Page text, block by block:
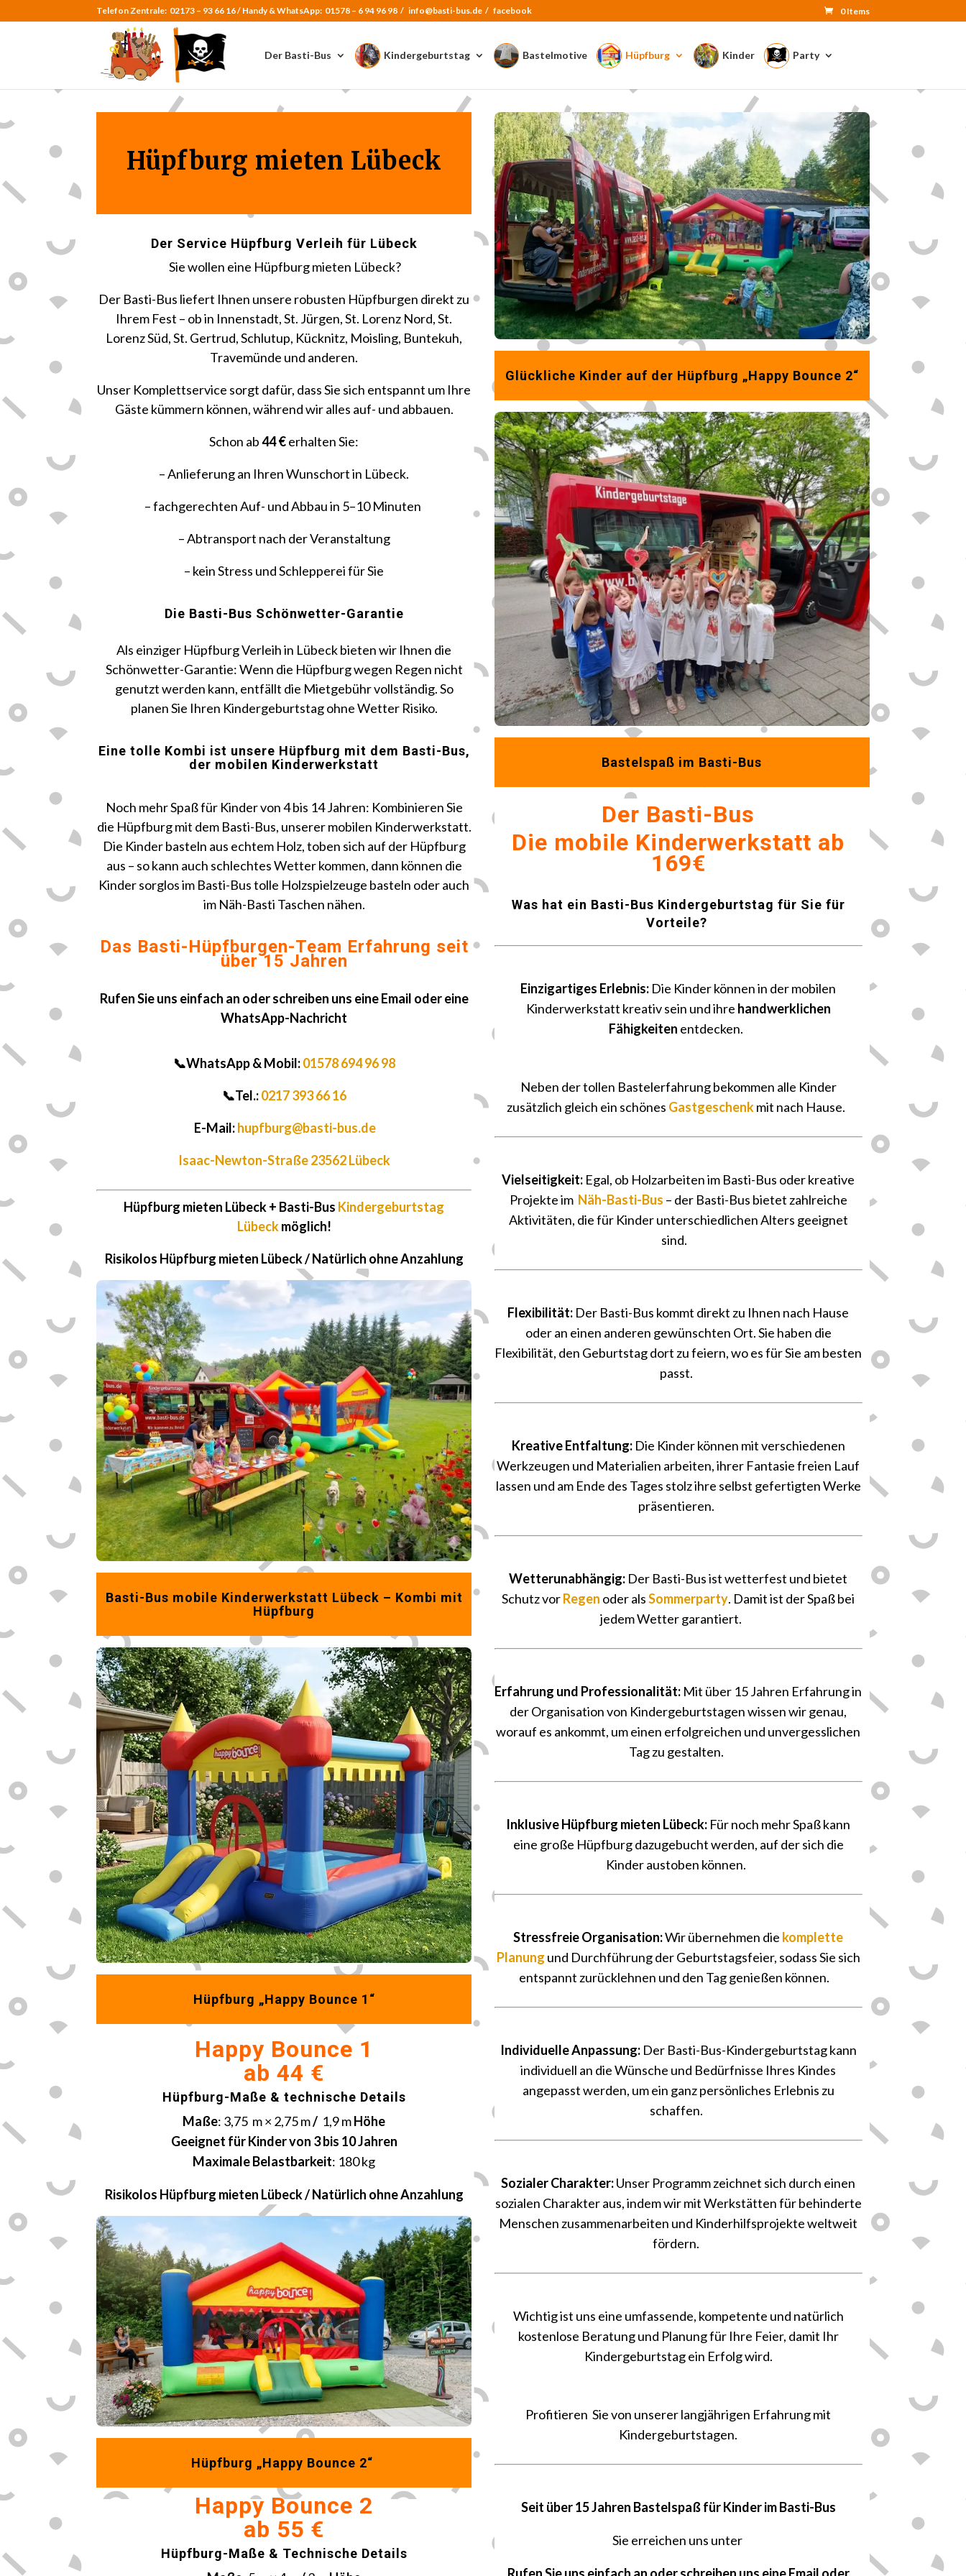
Telefon Zentrale: 02173 – 93 66 16 / Handy & WhatsApp: 01578 – 6 94 96 98 / info@basti-bus.de / facebook 0 Items
Der Basti-Bus Kindergeburtstag Bastelmotive Hüpfburg Kinder Party
Hüpfburg mieten Lübeck
Der Service Hüpfburg Verleih für Lübeck
Sie wollen eine Hüpfburg mieten Lübeck?
Der Basti-Bus liefert Ihnen unsere robusten Hüpfburgen direkt zu
Ihrem Fest – ob in Innenstadt, St. Jürgen, St. Lorenz Nord, St.
Lorenz Süd, St. Gertrud, Schlutup, Kücknitz, Moisling, Buntekuh,
Travemünde und anderen.
Unser Komplettservice sorgt dafür, dass Sie sich entspannt um Ihre
Gäste kümmern können, während wir alles auf- und abbauen.
Schon ab44 €erhalten Sie:
– Anlieferung an Ihren Wunschort in Lübeck.
– fachgerechten Auf- und Abbau in 5–10 Minuten
– Abtransport nach der Veranstaltung
– kein Stress und Schlepperei für Sie
Die Basti-Bus Schönwetter-Garantie
Als einziger Hüpfburg Verleih in Lübeck bieten wir Ihnen die
Schönwetter-Garantie: Wenn die Hüpfburg wegen Regen nicht
genutzt werden kann, entfällt die Mietgebühr vollständig. So
planen Sie Ihren Kindergeburtstag ohne Wetter Risiko.
Eine tolle Kombi ist unsere Hüpfburg mit dem Basti-Bus,
der mobilen Kinderwerkstatt
Noch mehr Spaß für Kinder von 4 bis 14 Jahren: Kombinieren Sie
die Hüpfburg mit dem Basti-Bus, unserer mobilen Kinderwerkstatt.
Die Kinder basteln aus echtem Holz, toben sich auf der Hüpfburg
aus – so kann auch schlechtes Wetter kommen, dann können die
Kinder sorglos im Basti-Bus tolle Holzspielzeuge basteln oder auch
im Näh-Basti Taschen nähen.
Das Basti-Hüpfburgen-Team Erfahrung seit
über 15 Jahren
Rufen Sie uns einfach an oder schreiben uns eine Email oder eine
WhatsApp-Nachricht
📞WhatsApp & Mobil:01578 694 96 98
📞Tel.:0217 393 66 16
E-Mail:hupfburg@basti-bus.de
Isaac-Newton-Straße 23562 Lübeck
Hüpfburg mieten Lübeck + Basti-Bus Kindergeburtstag
Lübeckmöglich!
Risikolos Hüpfburg mieten Lübeck / Natürlich ohne Anzahlung
Basti-Bus mobile Kinderwerkstatt Lübeck – Kombi mit
Hüpfburg
Hüpfburg „Happy Bounce 1“
Happy Bounce 1
ab 44 €
Hüpfburg-Maße & technische Details
Maße: 3,75 m × 2,75 m/ 1,9 mHöhe
Geeignet für Kinder von 3 bis 10 Jahren
Maximale Belastbarkeit: 180 kg
Risikolos Hüpfburg mieten Lübeck/ Natürlich ohne Anzahlung
Hüpfburg „Happy Bounce 2“
Happy Bounce 2
ab 55 €
Hüpfburg-Maße & Technische Details
Glückliche Kinder auf der Hüpfburg „Happy Bounce 2“
Bastelspaß im Basti-Bus
Der Basti-Bus
Die mobile Kinderwerkstatt ab
169€
Was hat ein Basti-Bus Kindergeburtstag für Sie für
Vorteile?
Einzigartiges Erlebnis: Die Kinder können in der mobilen
Kinderwerkstatt kreativ sein und ihre handwerklichen
Fähigkeiten entdecken.
Neben der tollen Bastelerfahrung bekommen alle Kinder
zusätzlich gleich ein schönes Gastgeschenkmit nach Hause.
Vielseitigkeit: Egal, ob Holzarbeiten im Basti-Bus oder kreative
Projekte im Näh-Basti-Bus – der Basti-Bus bietet zahlreiche
Aktivitäten, die für Kinder unterschiedlichen Alters geeignet
sind.
Flexibilität: Der Basti-Bus kommt direkt zu Ihnen nach Hause
oder an einen anderen gewünschten Ort. Sie haben die
Flexibilität, den Geburtstag dort zu feiern, wo es für Sie am besten
passt.
Kreative Entfaltung:Die Kinder können mit verschiedenen
Werkzeugen und Materialien arbeiten, ihrer Fantasie freien Lauf
lassen und am Ende des Tages stolz ihre selbst gefertigten Werke
präsentieren.
Wetterunabhängig: Der Basti-Bus ist wetterfest und bietet
Schutz vorRegen oder alsSommerparty. Damit ist der Spaß bei
jedem Wetter garantiert.
Erfahrung und Professionalität: Mit über 15 Jahren Erfahrung in
der Organisation von Kindergeburtstagen wissen wir genau,
worauf es ankommt, um einen erfolgreichen und unvergesslichen
Tag zu gestalten.
Inklusive Hüpfburg mieten Lübeck: Für noch mehr Spaß kann
eine große Hüpfburg dazugebuchtwerden, auf der sich die
Kinder austoben können.
Stressfreie Organisation:Wir übernehmen die komplette
Planung und Durchführung der Geburtstagsfeier, sodass Sie sich
entspannt zurücklehnen und den Tag genießen können.
Individuelle Anpassung:Der Basti-Bus-Kindergeburtstag kann
individuell an die Wünsche und Bedürfnisse Ihres Kindes
angepasst werden, um ein ganz persönliches Erlebnis zu
schaffen.
Sozialer Charakter:Unser Programm zeichnet sich durch einen
sozialen Charakter aus, indem wir mit Werkstätten für behinderte
Menschen zusammenarbeiten und Kinderhilfsprojekte weltweit
fördern.
Wichtig ist uns eine umfassende, kompetente und natürlich
kostenlose Beratung und Planung für Ihre Feier, damit Ihr
Kindergeburtstag ein Erfolg wird.
ProfitierenSie von unserer langjährigen Erfahrung mit
Kindergeburtstagen.
Seit über 15 Jahren Bastelspaß für Kinder im Basti-Bus
Sie erreichen uns unter